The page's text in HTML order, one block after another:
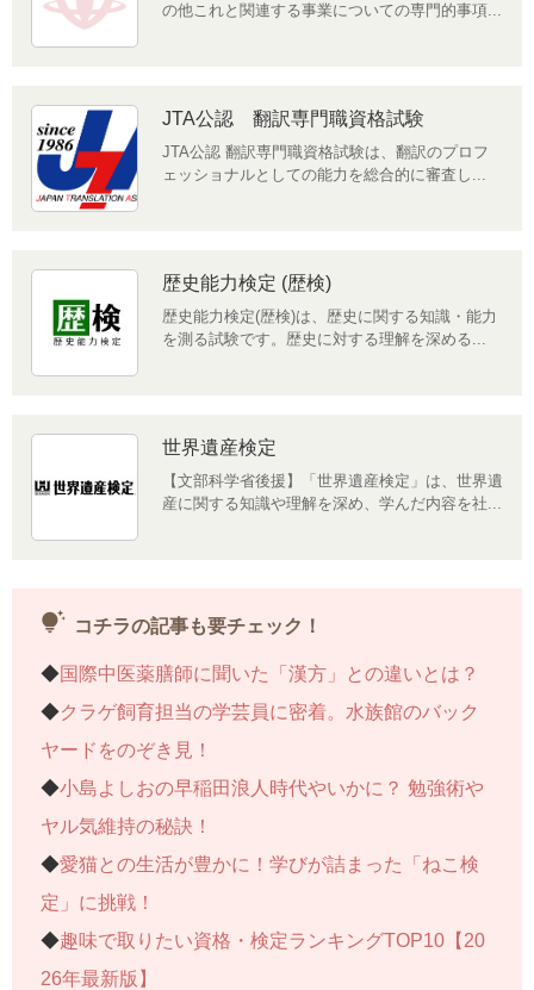
の他これと関連する事業についての専門的事項...
JTA公認 翻訳専門職資格試験
JTA公認 翻訳専門職資格試験は、翻訳のプロフ
ェッショナルとしての能力を総合的に審査し...
歴史能力検定 (歴検)
歴史能力検定(歴検)は、歴史に関する知識・能力
を測る試験です。歴史に対する理解を深める...
世界遺産検定
【文部科学省後援】「世界遺産検定」は、世界遺
産に関する知識や理解を深め、学んだ内容を社...
tips_and_updates コチラの記事も要チェック！
◆国際中医薬膳師に聞いた「漢方」との違いとは？
◆クラゲ飼育担当の学芸員に密着。水族館のバック
ヤードをのぞき見！
◆小島よしおの早稲田浪人時代やいかに？ 勉強術や
ヤル気維持の秘訣！
◆愛猫との生活が豊かに！学びが詰まった「ねこ検
定」に挑戦！
◆趣味で取りたい資格・検定ランキングTOP10【20
26年最新版】